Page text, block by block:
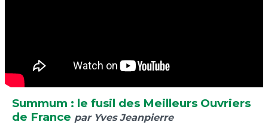
Summum : le fusil des Meilleurs Ouvriers
de France par Yves Jeanpierre